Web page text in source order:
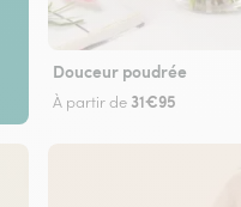
Douceur poudrée
À partir de 31€95